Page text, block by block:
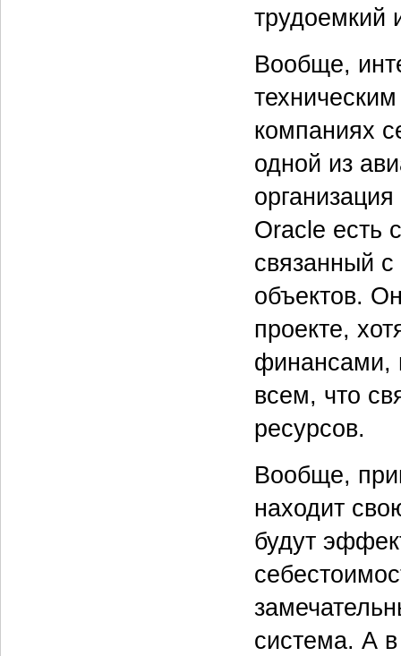
трудоемкий
Вообще,
компаниях
одной из
Oracle есть
связанный
объектов.
проекте,
финансами,
всем, что
ресурсов.
Вообще,
находит
будут
cистема. А в